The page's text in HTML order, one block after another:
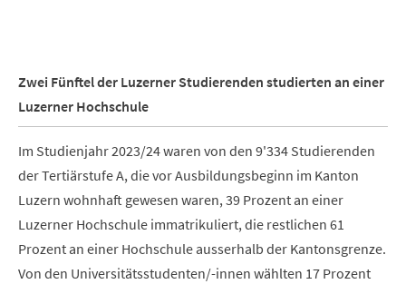
Zwei Fünftel der Luzerner Studierenden studierten an einer
Luzerner Hochschule
Im Studienjahr 2023/24 waren von den 9'334 Studierenden
der Tertiärstufe A, die vor Ausbildungsbeginn im Kanton
Luzern wohnhaft gewesen waren, 39 Prozent an einer
Luzerner Hochschule immatrikuliert, die restlichen 61
Prozent an einer Hochschule ausserhalb der Kantonsgrenze.
Von den Universitätsstudenten/-innen wählten 17 Prozent